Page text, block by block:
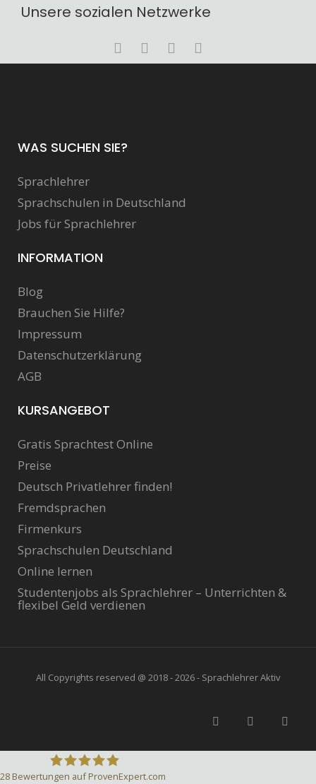
Unsere sozialen Netzwerke
WAS SUCHEN SIE?
Sprachlehrer
Sprachschulen in Deutschland
Jobs für Sprachlehrer
INFORMATION
Blog
Brauchen Sie Hilfe?
Impressum
Datenschutzerklärung
AGB
KURSANGEBOT
Gratis Sprachtest Online
Preise
Deutsch Privatlehrer finden!
Fremdsprachen
Firmenkurs
Sprachschulen Deutschland
Online lernen
Studentenjobs als Sprachlehrer – Unterrichten &
flexibel Geld verdienen
All Copyrights reserved @ 2018 - 2026 - Sprachlehrer Aktiv
28 Bewertungen auf ProvenExpert.com